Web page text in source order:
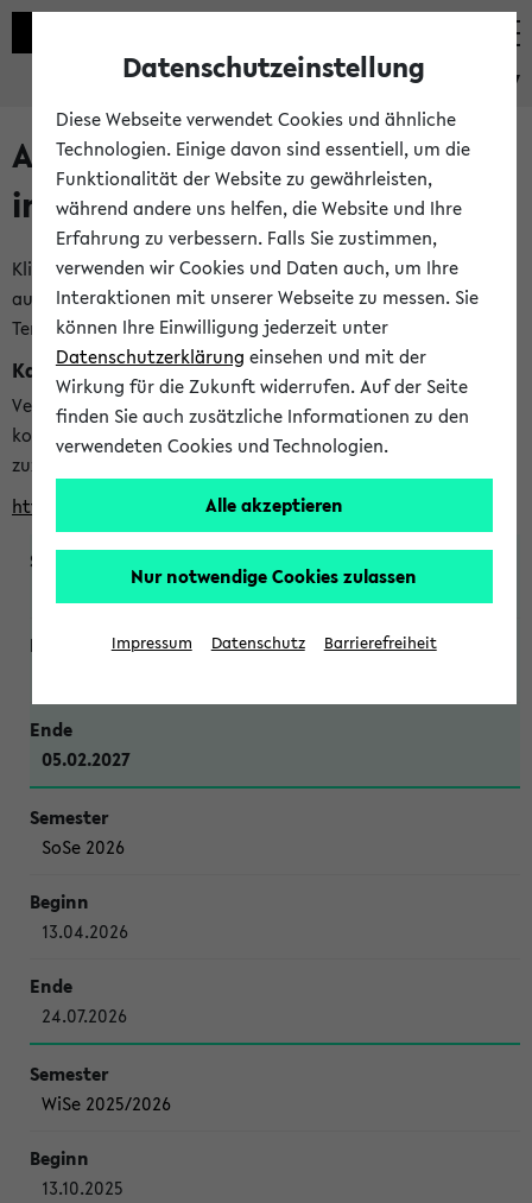
eKVV
Alle veröffentlichten Semester
im eKVV
Klicken Sie auf das Semester, welches Sie für Ihre Sitzung
auswählen möchten. Bitte beachten Sie auch die weiteren
Termine imKalender der Lehrplanung
Kalenderintegration
Verwenden Sie die folgende Adresse, um mit einer
kompatiblen Kalenderanwendung auf die Vorlesungszeiten
zuzugreifen (nähere Informationen
finden Sie hier
https://ekvv.uni-bielefeld.de/ws/calendar?vz
WiSe 2026/2027
05.02.2027
SoSe 2026
13.04.2026
24.07.2026
WiSe 2025/2026
13.10.2025
Datenschutzeinstellung
Diese Webseite verwendet Cookies und ähnliche
Technologien. Einige davon sind essentiell, um die
Funktionalität der Website zu gewährleisten,
während andere uns helfen, die Website und Ihre
Erfahrung zu verbessern. Falls Sie zustimmen,
verwenden wir Cookies und Daten auch, um Ihre
Interaktionen mit unserer Webseite zu messen. Sie
können Ihre Einwilligung jederzeit unter
Datenschutzerklärung einsehen und mit der
Wirkung für die Zukunft widerrufen. Auf der Seite
finden Sie auch zusätzliche Informationen zu den
verwendeten Cookies und Technologien.
Alle akzeptieren
Nur notwendige Cookies zulassen
Impressum Datenschutz Barrierefreiheit